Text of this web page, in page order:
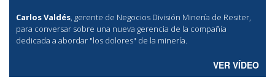
Carlos Valdés, gerente de Negocios División Minería de Resiter,
para conversar sobre una nueva gerencia de la compañía
dedicada a abordar "los dolores" de la minería.
VER VÍDEO